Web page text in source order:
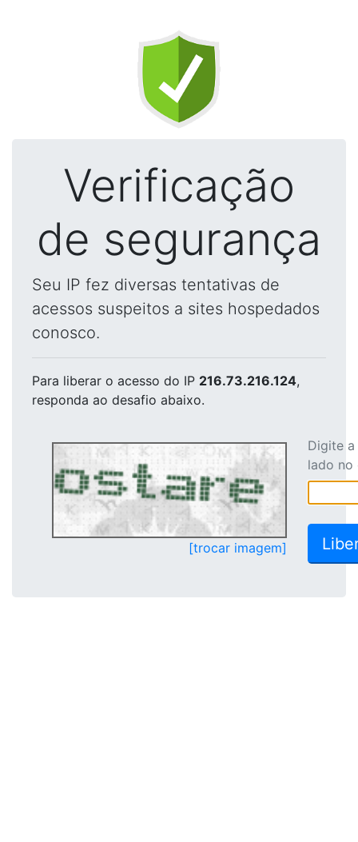
Verificação
de segurança
Seu IP fez diversas tentativas de
acessos suspeitos a sites hospedados
conosco.
Para liberar o acesso do IP 216.73.216.124,
responda ao desafio abaixo.
[trocar imagem]
Digite
lado no